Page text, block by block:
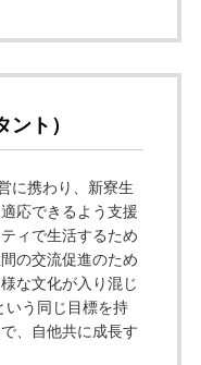
ト）
に携わり、新寮生
応できるよう支援
ィで生活するため
の交流促進のため
な文化が入り混じ
いう同じ目標を持
、自他共に成長す